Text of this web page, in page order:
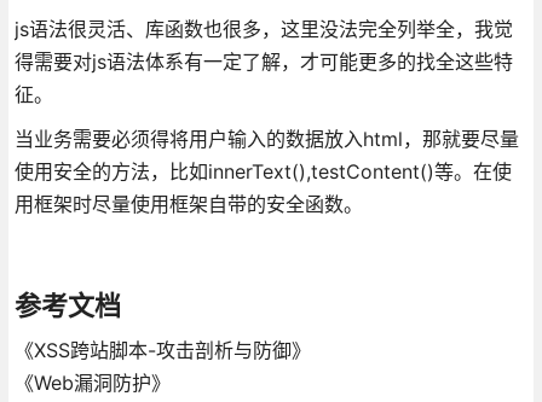
js语法很灵活、库函数也很多，这里没法完全列举全，我觉
得需要对js语法体系有一定了解，才可能更多的找全这些特
征。
当业务需要必须得将用户输入的数据放入html，那就要尽量
使用安全的方法，比如innerText(),testContent()等。在使
用框架时尽量使用框架自带的安全函数。
参考文档
《XSS跨站脚本-攻击剖析与防御》
《Web漏洞防护》